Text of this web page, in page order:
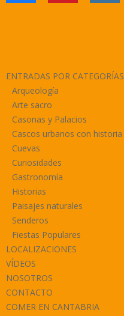
ENTRADAS POR CATEGORÍAS
Arqueología
Arte sacro
Casonas y Palacios
Cascos urbanos con historia
Cuevas
Curiosidades
Gastronomía
Historias
Paisajes naturales
Senderos
Fiestas Populares
LOCALIZACIONES
VÍDEOS
NOSOTROS
CONTACTO
COMER EN CANTABRIA